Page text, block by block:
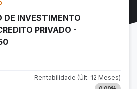
DE INVESTIMENTO
PRIVADO -
Rentabilidade (Últ. 12 Meses)